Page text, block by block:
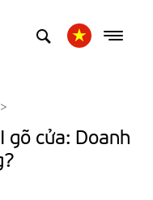
>
cửa: Doanh